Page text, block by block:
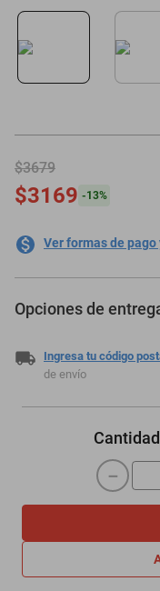
$3679
$3169 -13%
Ver formas de
Opciones de
Ingresa tu código
de envío
Cantidad
－
motoneta